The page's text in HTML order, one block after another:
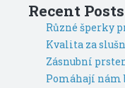
Recent Posts
Různé šperky
Kvalita za
Zásnubní
Pomáhají